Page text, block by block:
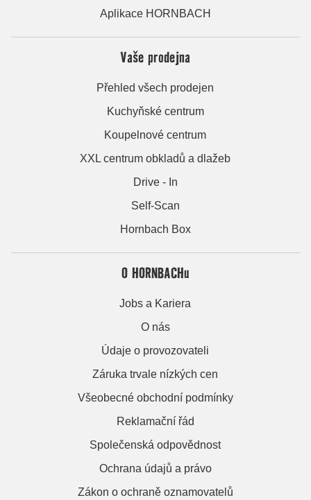
Aplikace HORNBACH
Vaše prodejna
Přehled všech prodejen
Kuchyňské centrum
Koupelnové centrum
XXL centrum obkladů a dlažeb
Drive - In
Self-Scan
Hornbach Box
O HORNBACHu
Jobs a Kariera
O nás
Údaje o provozovateli
Záruka trvale nízkých cen
Všeobecné obchodní podmínky
Reklamační řád
Společenská odpovědnost
Ochrana údajů a právo
Zákon o ochraně oznamovatelů